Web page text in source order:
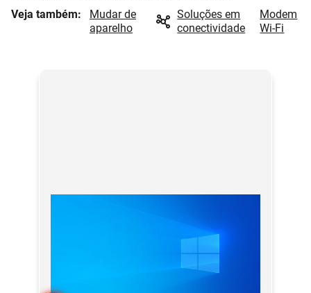
Veja também:
Mudar de
aparelho
Soluções em
conectividade
Modem
Wi-Fi